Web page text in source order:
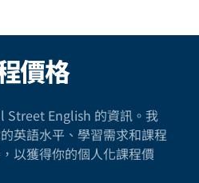
價格
Street English 的資訊。我
英語水平、學習需求和課程
以獲得你的個人化課程價